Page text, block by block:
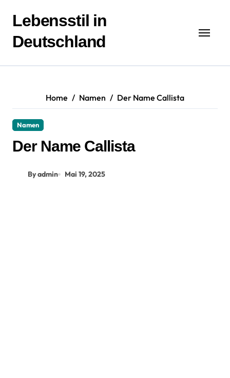
Inhalt
springen
Lebensstil in
Deutschland
Home Namen Der Name Callista
Namen
Der Name Callista
By admin Mai 19, 2025